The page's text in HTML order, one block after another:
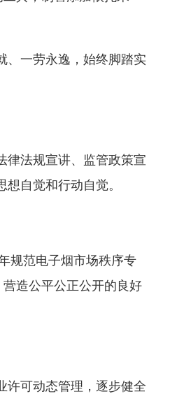
、一劳永逸，始终脚踏实
律法规宣讲、监管政策宣
自觉和行动自觉。
规范电子烟市场秩序专
造公平公正公开的良好
许可动态管理，逐步健全